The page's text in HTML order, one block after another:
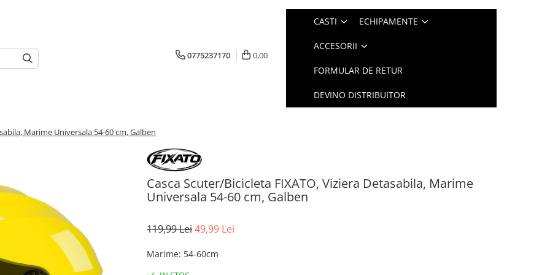
0775237170 0,00
CASTI ECHIPAMENTE
ACCESORII
FORMULAR DE RETUR
DEVINO DISTRIBUITOR
Marime Universala 54-60 cm, Galben
Casca Scuter/Bicicleta FIXATO, Viziera Detasabila, Marime
Universala 54-60 cm, Galben
119,99 Lei49,99 Lei
Marime: 54-60cm